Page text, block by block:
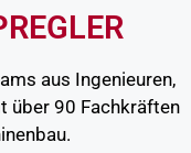
aus Ingenieuren,
über 90 Fachkräften